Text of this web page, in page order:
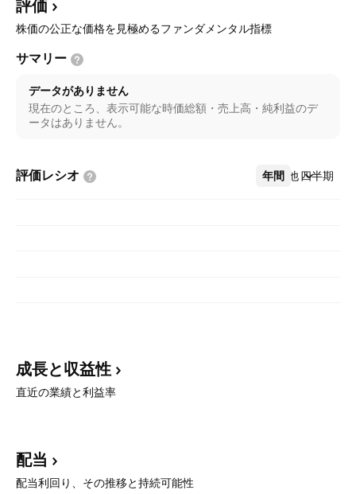
評価
株価の公正な価格を見極めるファンダメンタル指標
サマリー
データがありません
現在のところ、表示可能な時価総額・売上高・純利益のデ
ータはありません。
評価レシオ 年間 四半期
その他
成長と収益性
直近の業績と利益率
配当
配当利回り、その推移と持続可能性